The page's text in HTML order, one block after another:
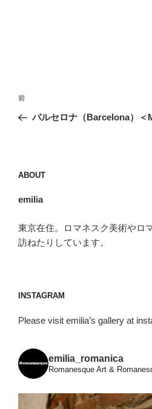
投
ナ
ー
ン
前
の
前
バルセロナ（Barcelona）＜
ABOUT
emilia
東京在住。ロマネスク美術やロ
訪ねたりしています。
INSTAGRAM
Please visit emilia’s gallery at
emilia_romanica
Romanesque Art &